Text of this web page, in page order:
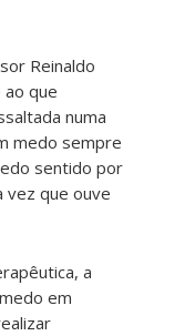
Reinaldo
ao que
numa
medo sempre
sentido por
vez que ouve
a
em